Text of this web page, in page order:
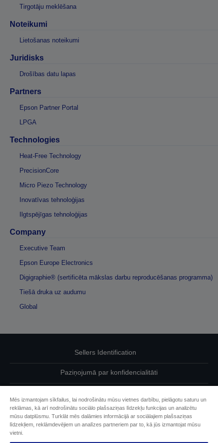
Tirgotāju meklēšana
Noteikumi
Lietošanas noteikumi
Juridisks
Drošības datu lapas
Partners
Epson Partner Portal
LPGA
Technologies
Heat-Free Technology
PrecisionCore
Micro Piezo Technology
Inovatīvas tehnoloģijas
Ilgtspējīgas tehnoloģijas
Company
Executive Team
Epson Europe Electronics
Digigraphie® (sertificēta mākslas darbu reproducēšanas programma)
Tiešā druka uz audumu
Global
Sellers Identification
Paziņojumā par konfidencialitāti
Sazinieties ar mums par saviem datiem
Mēs izmantojam sīkfailus, lai nodrošinātu mūsu vietnes darbību, pielāgotu saturu un
reklāmas, kā arī nodrošinātu sociālo plašsaziņas līdzekļu funkcijas un analizētu
mūsu datplūsmu. Turklāt mēs dalāmies informācijā ar sociālajiem plašsaziņas
līdzekļiem, reklāmdevējiem un analīzes partneriem par to, kā jūs izmantojat mūsu
vietni.